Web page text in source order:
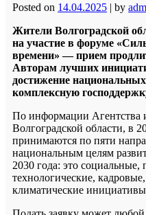
Posted on 14.04.2025 | by
Жители Волгоградской
на участие в форуме
времени» — прием
Авторам лучших
достижение
комплексную
По информации Агентства
Волгоградской области, в
принимаются по пяти
национальным целям
2030 года: это социальные,
технологические,
климатические